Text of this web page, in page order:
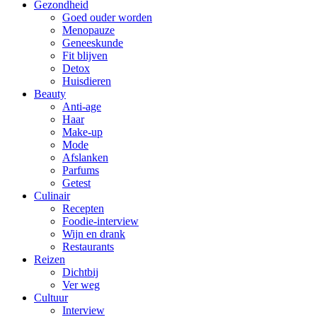
Gezondheid
Goed ouder worden
Menopauze
Geneeskunde
Fit blijven
Detox
Huisdieren
Beauty
Anti-age
Haar
Make-up
Mode
Afslanken
Parfums
Getest
Culinair
Recepten
Foodie-interview
Wijn en drank
Restaurants
Reizen
Dichtbij
Ver weg
Cultuur
Interview